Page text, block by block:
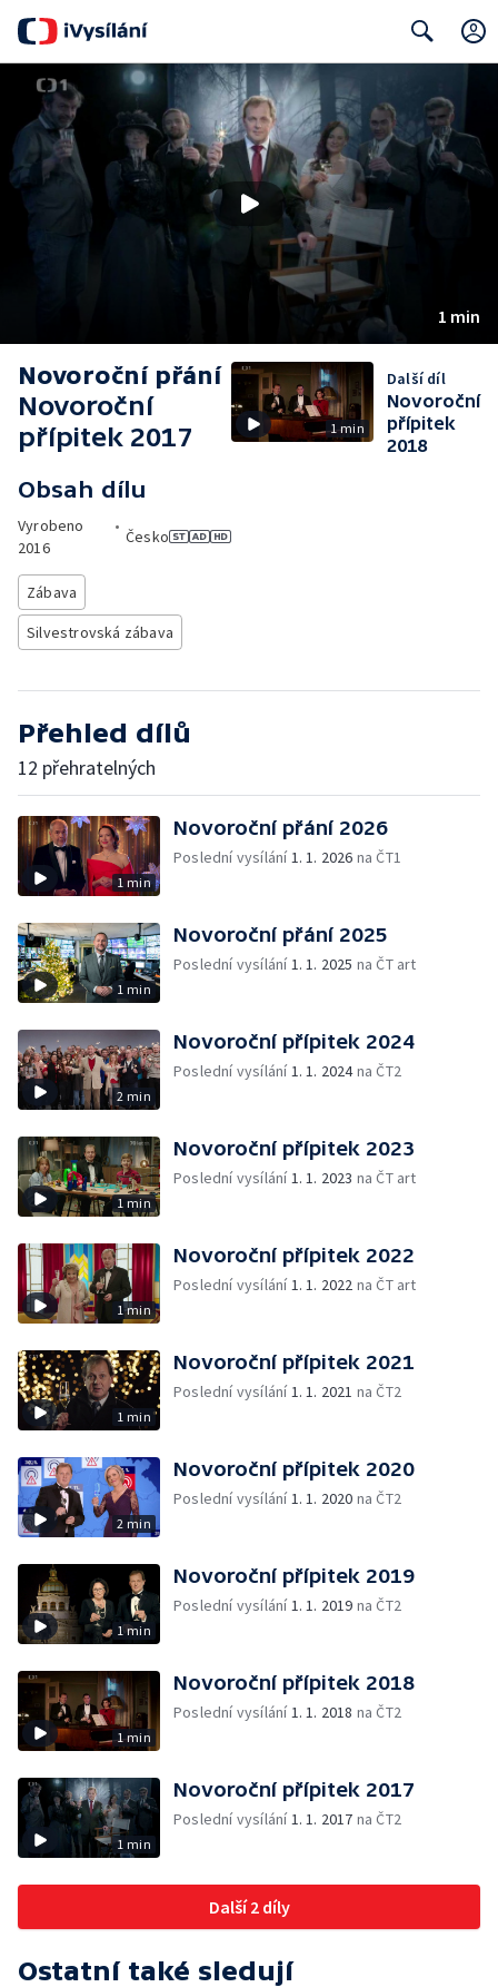
1 min
Novoroční přání
Novoroční
přípitek 2017
Obsah dílu
Vyrobeno
2016
•
Česko
Zábava
Silvestrovská zábava
1 min
Další díl
Novoroční
přípitek
2018
Přehled dílů
12 přehratelných
1 min
Novoroční přání 2026
Poslední vysílání1. 1. 2026 na ČT1
1 min
Novoroční přání 2025
Poslední vysílání1. 1. 2025 na ČT art
2 min
Novoroční přípitek 2024
Poslední vysílání1. 1. 2024na ČT2
1 min
Novoroční přípitek 2023
Poslední vysílání1. 1. 2023 na ČT art
1 min
Novoroční přípitek 2022
Poslední vysílání1. 1. 2022 na ČT art
1 min
Novoroční přípitek 2021
Poslední vysílání1. 1. 2021 na ČT2
2 min
Novoroční přípitek 2020
Poslední vysílání1. 1. 2020 na ČT2
1 min
Novoroční přípitek 2019
Poslední vysílání1. 1. 2019 na ČT2
1 min
Novoroční přípitek 2018
Poslední vysílání1. 1. 2018 na ČT2
1 min
Novoroční přípitek 2017
Poslední vysílání1. 1. 2017 na ČT2
Další 2 díly
Ostatní také sledují